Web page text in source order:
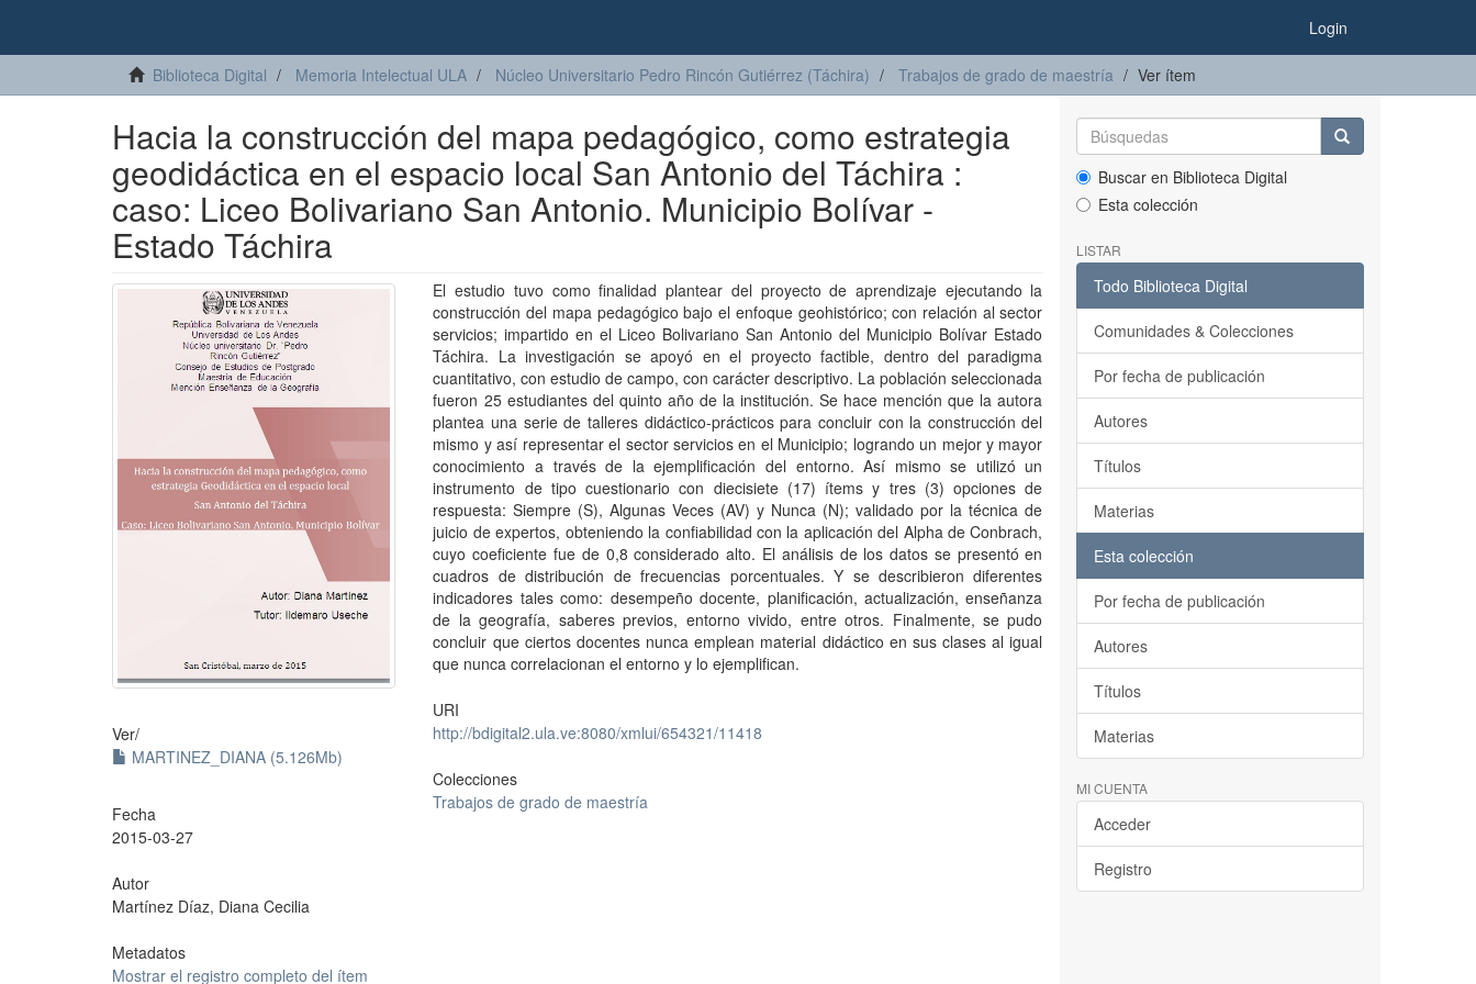
Login
Biblioteca Digital Memoria Intelectual ULA Núcleo Universitario Pedro Rincón Gutiérrez (Táchira) Trabajos de grado de maestría Ver ítem
Hacia la construcción del mapa pedagógico, como estrategia
geodidáctica en el espacio local San Antonio del Táchira :
caso: Liceo Bolivariano San Antonio. Municipio Bolívar -
Estado Táchira
Ver/
MARTINEZ_DIANA (5.126Mb)
Fecha
2015-03-27
Autor
Martínez Díaz, Diana Cecilia
Metadatos
Mostrar el registro completo del ítem
El estudio tuvo como finalidad plantear del proyecto de aprendizaje ejecutando la
construcción del mapa pedagógico bajo el enfoque geohistórico; con relación al sector
servicios; impartido en el Liceo Bolivariano San Antonio del Municipio Bolívar Estado
Táchira. La investigación se apoyó en el proyecto factible, dentro del paradigma
cuantitativo, con estudio de campo, con carácter descriptivo. La población seleccionada
fueron 25 estudiantes del quinto año de la institución. Se hace mención que la autora
plantea una serie de talleres didáctico-prácticos para concluir con la construcción del
mismo y así representar el sector servicios en el Municipio; logrando un mejor y mayor
conocimiento a través de la ejemplificación del entorno. Así mismo se utilizó un
instrumento de tipo cuestionario con diecisiete (17) ítems y tres (3) opciones de
respuesta: Siempre (S), Algunas Veces (AV) y Nunca (N); validado por la técnica de
juicio de expertos, obteniendo la confiabilidad con la aplicación del Alpha de Conbrach,
cuyo coeficiente fue de 0,8 considerado alto. El análisis de los datos se presentó en
cuadros de distribución de frecuencias porcentuales. Y se describieron diferentes
indicadores tales como: desempeño docente, planificación, actualización, enseñanza
de la geografía, saberes previos, entorno vivido, entre otros. Finalmente, se pudo
concluir que ciertos docentes nunca emplean material didáctico en sus clases al igual
que nunca correlacionan el entorno y lo ejemplifican.
URI
http://bdigital2.ula.ve:8080/xmlui/654321/11418
Colecciones
Trabajos de grado de maestría
Buscar en Biblioteca Digital
Esta colección
LISTAR
Todo Biblioteca Digital
Comunidades & Colecciones
Por fecha de publicación
Autores
Títulos
Materias
Esta colección
Por fecha de publicación
Autores
Títulos
Materias
MI CUENTA
Acceder
Registro